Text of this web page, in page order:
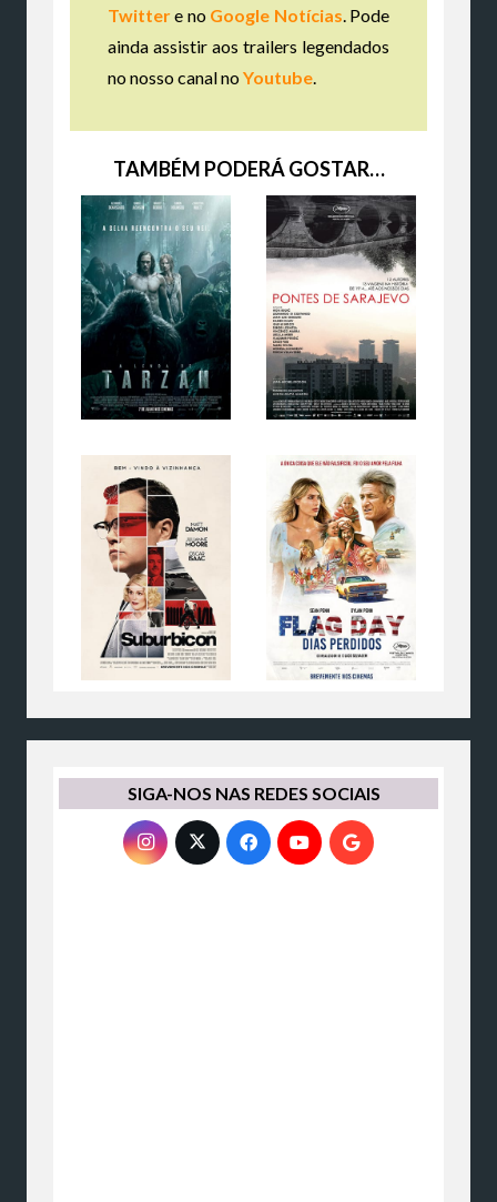
Twittere no Google Notícias . Pode
ainda assistir aos trailers legendados
no nosso canal noYoutube
TAMBÉM PODERÁ GOSTAR…
SIGA-NOS NAS REDES SOCIAIS